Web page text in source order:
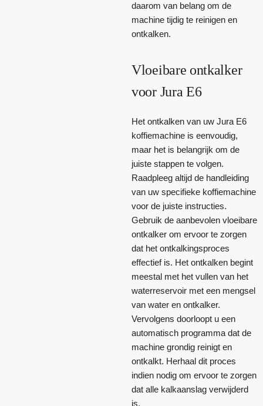
daarom van belang om de
machine tijdig te reinigen en
ontkalken.
Vloeibare ontkalker
voor Jura E6
Het ontkalken van uw Jura E6
koffiemachine is eenvoudig,
maar het is belangrijk om de
juiste stappen te volgen.
Raadpleeg altijd de handleiding
van uw specifieke koffiemachine
voor de juiste instructies.
Gebruik de aanbevolen vloeibare
ontkalker om ervoor te zorgen
dat het ontkalkingsproces
effectief is. Het ontkalken begint
meestal met het vullen van het
waterreservoir met een mengsel
van water en ontkalker.
Vervolgens doorloopt u een
automatisch programma dat de
machine grondig reinigt en
ontkalkt. Herhaal dit proces
indien nodig om ervoor te zorgen
dat alle kalkaanslag verwijderd
is.